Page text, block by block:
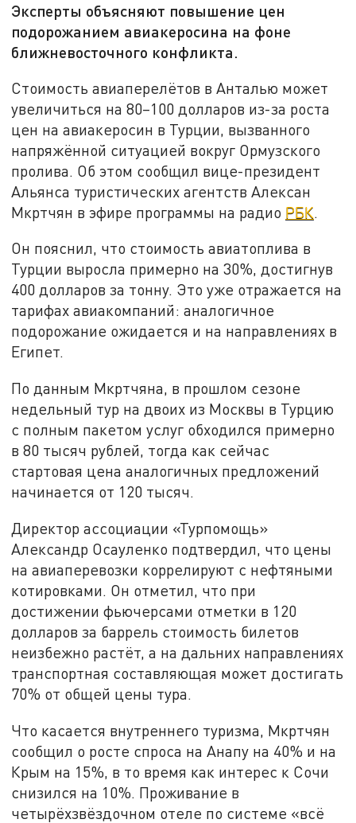
Эксперты объясняют повышение цен
подорожанием авиакеросина на фоне
ближневосточного конфликта.
Стоимость авиаперелётов в Анталью может
увеличиться на 80–100 долларов из-за роста
цен на авиакеросин в Турции, вызванного
напряжённой ситуацией вокруг Ормузского
пролива. Об этом сообщил вице-президент
Альянса туристических агентств Алексан
Мкртчян в эфире программы на радио РБК.
Он пояснил, что стоимость авиатоплива в
Турции выросла примерно на 30%, достигнув
400 долларов за тонну. Это уже отражается на
тарифах авиакомпаний: аналогичное
подорожание ожидается и на направлениях в
Египет.
По данным Мкртчяна, в прошлом сезоне
недельный тур на двоих из Москвы в Турцию
с полным пакетом услуг обходился примерно
в 80 тысяч рублей, тогда как сейчас
стартовая цена аналогичных предложений
начинается от 120 тысяч.
Директор ассоциации «Турпомощь»
Александр Осауленко подтвердил, что цены
на авиаперевозки коррелируют с нефтяными
котировками. Он отметил, что при
достижении фьючерсами отметки в 120
долларов за баррель стоимость билетов
неизбежно растёт, а на дальних направлениях
транспортная составляющая может достигать
70% от общей цены тура.
Что касается внутреннего туризма, Мкртчян
сообщил о росте спроса на Анапу на 40% и на
Крым на 15%, в то время как интерес к Сочи
снизился на 10%. Проживание в
четырёхзвёздочном отеле по системе «всё